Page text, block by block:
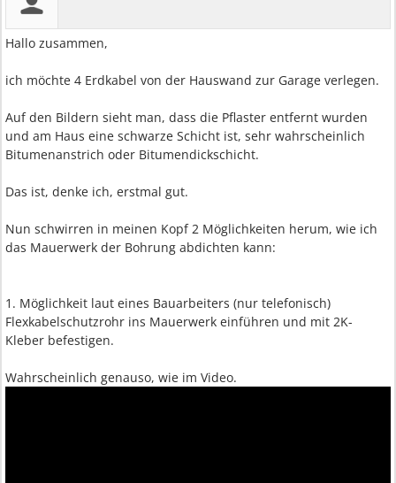
Hallo zusammen,
ich möchte 4 Erdkabel von der Hauswand zur Garage verlegen.
Auf den Bildern sieht man, dass die Pflaster entfernt wurden
und am Haus eine schwarze Schicht ist, sehr wahrscheinlich
Bitumenanstrich oder Bitumendickschicht.
Das ist, denke ich, erstmal gut.
Nun schwirren in meinen Kopf 2 Möglichkeiten herum, wie ich
das Mauerwerk der Bohrung abdichten kann:
1. Möglichkeit laut eines Bauarbeiters (nur telefonisch)
Flexkabelschutzrohr ins Mauerwerk einführen und mit 2K-
Kleber befestigen.
Wahrscheinlich genauso, wie im Video.